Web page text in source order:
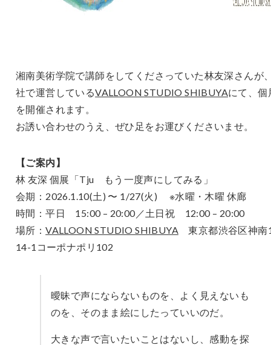
湘南美術学院で講師をしてくださっていた林友深さんが
社で運営しているVALLOON STUDIO SHIBUYAにて、個
を開催されます。
お誘い合わせのうえ、ぜひ足をお運びくださいませ。
【ご案内】
林 友深 個展「Tju もう一度声にしてみる」
会期：2026.1.10(土) 〜 1/27(火) ※水曜・木曜 休廊
時間：平日 15:00 – 20:00／土日祝 12:00 – 20:00
場所：VALLOON STUDIO SHIBUYA 東京都渋谷区神南
14-1コーポナポリ102
曖昧で声にならないものを、よく見えないも
のを、そのまま絵にしたっていいのだ。
大きな声で言いたいことはないし、感動を探